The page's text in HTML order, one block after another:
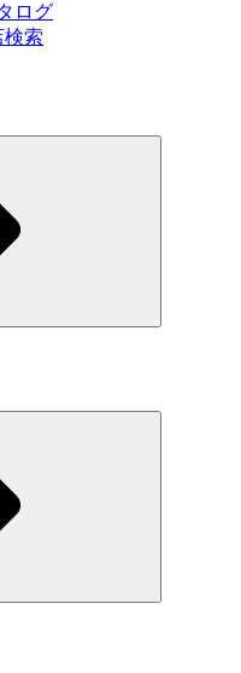
ログ
検索
り組み（日本）
組み（米国/英語）
ー
報